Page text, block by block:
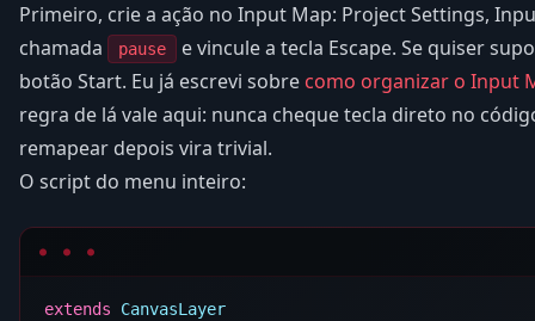
Primeiro, crie a ação no Input Map: Project Settings,
chamada
pause
e vincule a tecla Escape. Se quiser
botão Start. Eu já escrevi sobrecomo organizar o Input
regra de lá vale aqui: nunca cheque tecla direto no
remapear depois vira trivial.
O script do menu inteiro:
extends